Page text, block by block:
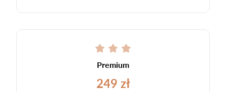
Premium
249 zł